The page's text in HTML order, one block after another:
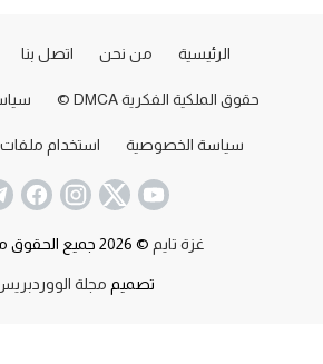
الرئيسية من نحن اتصل بنا
حقوق الملكية الفكرية DMCA ©
سياسة الخصوصية استخدام ملفات
غزة تايم © 2026 جميع الحقوق محفوظة.
تصميم مجلة